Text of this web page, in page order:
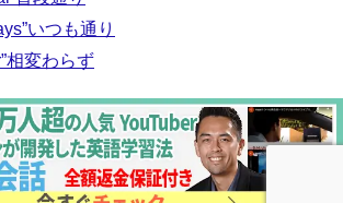
いつも通り
相変わらず
EnglishPlusAll Rights Reserved.